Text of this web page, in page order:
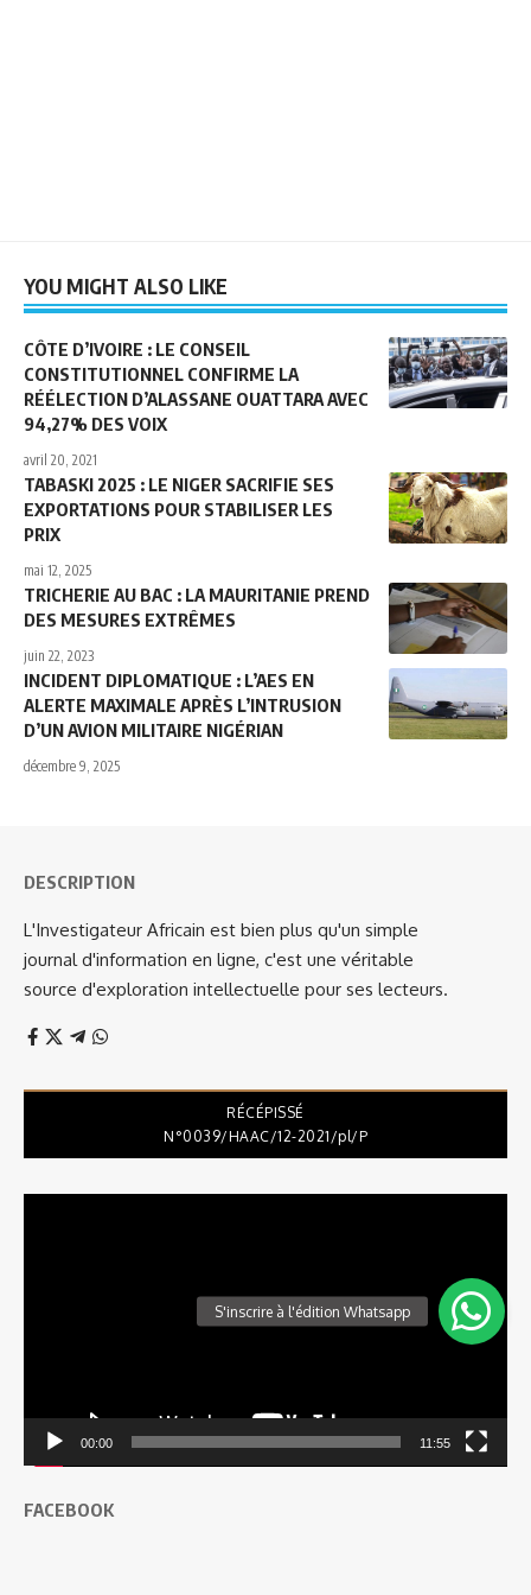
YOU MIGHT ALSO LIKE
CÔTE D’IVOIRE : LE CONSEIL
CONSTITUTIONNEL CONFIRME LA
RÉÉLECTION D’ALASSANE OUATTARA AVEC
94,27% DES VOIX
avril 20, 2021
TABASKI 2025 : LE NIGER SACRIFIE SES
EXPORTATIONS POUR STABILISER LES
PRIX
mai 12, 2025
TRICHERIE AU BAC : LA MAURITANIE PREND
DES MESURES EXTRÊMES
juin 22, 2023
INCIDENT DIPLOMATIQUE : L’AES EN
ALERTE MAXIMALE APRÈS L’INTRUSION
D’UN AVION MILITAIRE NIGÉRIAN
décembre 9, 2025
DESCRIPTION
L'Investigateur Africain est bien plus qu'un simple
journal d'information en ligne, c'est une véritable
source d'exploration intellectuelle pour ses lecteurs.
RÉCÉPISSÉ
N°0039/HAAC/12-2021/pl/P
00:00 11:55
FACEBOOK